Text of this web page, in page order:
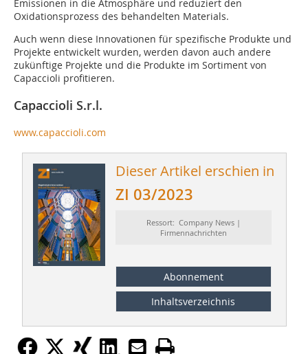
Emissionen in die Atmosphäre und reduziert den
Oxidationsprozess des behandelten Materials.
Auch wenn diese Innovationen für spezifische Produkte und
Projekte entwickelt wurden, werden davon auch andere
zukünftige Projekte und die Produkte im Sortiment von
Capaccioli profitieren.
Capaccioli S.r.l.
www.capaccioli.com
Dieser Artikel erschien in
ZI 03/2023
Ressort: Company News |
Firmennachrichten
Abonnement
Inhaltsverzeichnis